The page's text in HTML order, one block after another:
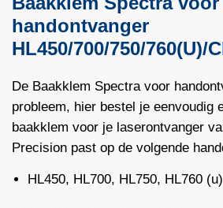
handontvanger
HL450/700/750/760(U)/
De Baakklem Spectra voor
probleem, hier bestel je eenvoudig
baakklem voor je laserontvanger
Precision past op de volgende
HL450, HL700, HL750, HL760